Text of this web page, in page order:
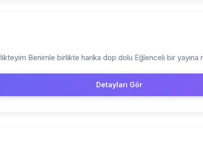
Benimle birlikte harika dop dolu Eğlenceli bir yayına
Detayları Gör